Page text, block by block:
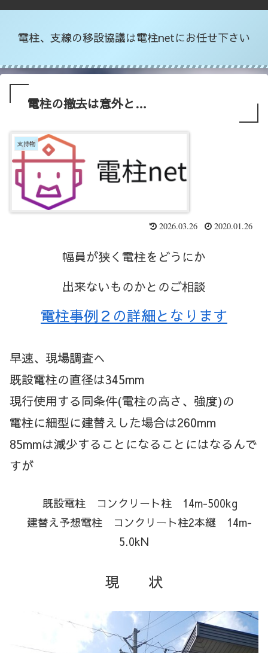
電柱、支線の移設協議は電柱netにお任せ下さい
電柱の撤去は意外と…
支持物
2026.03.26 2020.01.26
幅員が狭く電柱をどうにか
出来ないものかとのご相談
電柱事例２の詳細となります
早速、現場調査へ
既設電柱の直径は345mm
現行使用する同条件(電柱の高さ、強度)の
電柱に細型に建替えした場合は260mm
85mmは減少することになることにはなるんで
すが
既設電柱 コンクリート柱 14m-500kg
建替え予想電柱 コンクリート柱2本継 14m-
5.0kN
現 状